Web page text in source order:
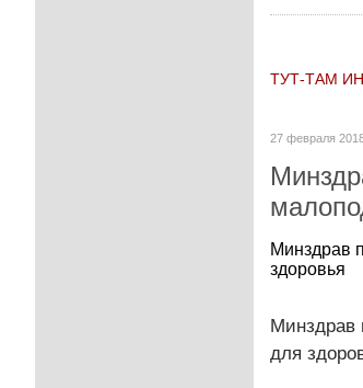
ТУТ-ТАМ
27 февраля
Минздрав
здоровья
Минздрав
для